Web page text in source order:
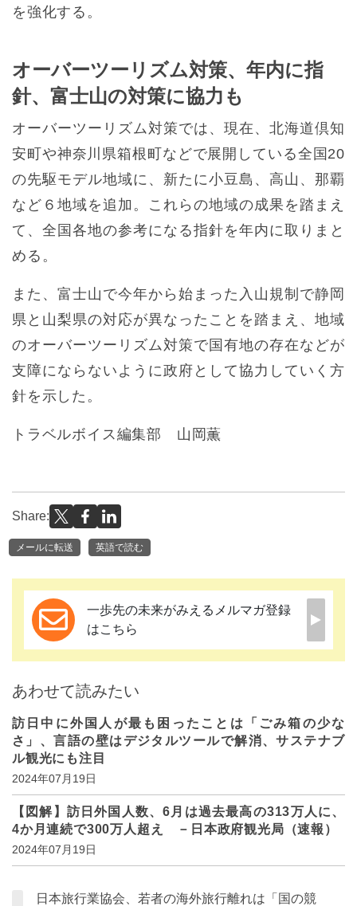
を強化する。
オーバーツーリズム対策、年内に指
針、富士山の対策に協力も
オーバーツーリズム対策では、現在、北海道倶知
安町や神奈川県箱根町などで展開している全国20
の先駆モデル地域に、新たに小豆島、高山、那覇
など６地域を追加。これらの地域の成果を踏まえ
て、全国各地の参考になる指針を年内に取りまと
める。
また、富士山で今年から始まった入山規制で静岡
県と山梨県の対応が異なったことを踏まえ、地域
のオーバーツーリズム対策で国有地の存在などが
支障にならないように政府として協力していく方
針を示した。
トラベルボイス編集部 山岡薫
Share:
メールに転送 英語で読む
一歩先の未来がみえるメルマガ登録
はこちら
あわせて読みたい
訪日中に外国人が最も困ったことは「ごみ箱の少な
さ」、言語の壁はデジタルツールで解消、サステナブ
ル観光にも注目
2024年07月19日
【図解】訪日外国人数、6月は過去最高の313万人に、
4か月連続で300万人超え －日本政府観光局（速報）
2024年07月19日
日本旅行業協会、若者の海外旅行離れは「国の競